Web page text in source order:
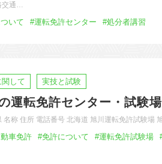
交通…
いて #運転免許センター #処分者講習
して 実技と試験
運転免許センター・試験
名称 住所 電話番号 北海道 旭川運転免許試験場
車免許 #免許について #運転免許試験場